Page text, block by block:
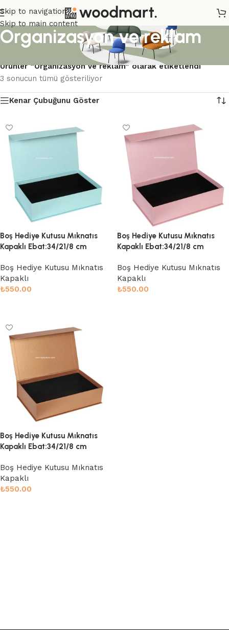
Skip to navigation
Skip to main content
Organizasyon ve reklam
Ürünler “Organizasyon ve reklam” olarak etiketlendi
3 sonucun tümü gösteriliyor
Kenar Çubuğunu Göster
Boş Hediye Kutusu Mıknatıs
Kapaklı Ebat:34/21/8 cm
Boş Hediye Kutusu Mıknatıs
Kapaklı
₺550.00
Boş Hediye Kutusu Mıknatıs
Kapaklı Ebat:34/21/8 cm
Boş Hediye Kutusu Mıknatıs
Kapaklı
₺550.00
Boş Hediye Kutusu Mıknatıs
Kapaklı Ebat:34/21/8 cm
Boş Hediye Kutusu Mıknatıs
Kapaklı
₺550.00